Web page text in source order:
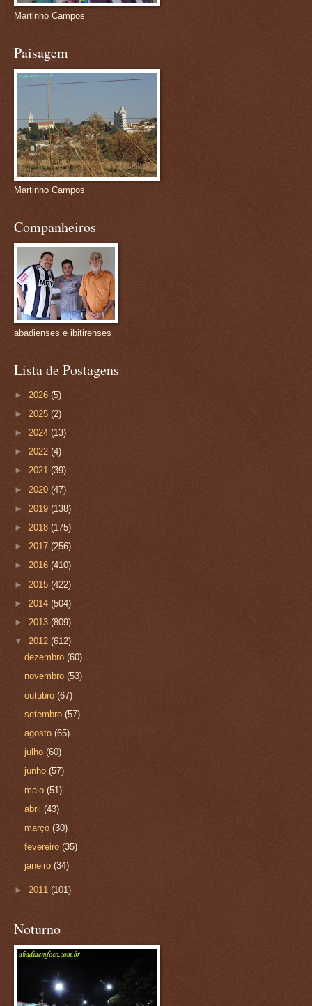
Martinho Campos
Paisagem
Martinho Campos
Companheiros
abadienses e ibitirenses
Lista de Postagens
► 2026 (5)
► 2025 (2)
► 2024 (13)
► 2022 (4)
► 2021 (39)
► 2020 (47)
► 2019 (138)
► 2018 (175)
► 2017 (256)
► 2016 (410)
► 2015 (422)
► 2014 (504)
► 2013 (809)
▼ 2012 (612)
dezembro(60)
novembro(53)
outubro(67)
setembro(57)
agosto(65)
julho(60)
junho(57)
maio(51)
abril(43)
março(30)
fevereiro(35)
janeiro(34)
► 2011 (101)
Noturno